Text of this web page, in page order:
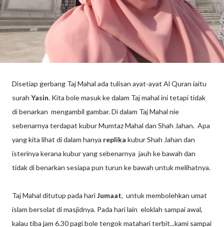
Disetiap gerbang Taj Mahal ada tulisan ayat-ayat Al Quran iaitu
surah Yasin. Kita bole masuk ke dalam Taj mahal ini tetapi tidak
di benarkan mengambil gambar. Di dalam Taj Mahal nie
sebenarnya terdapat kubur Mumtaz Mahal dan Shah Jahan. Apa
yang kita lihat di dalam hanya replika kubur Shah Jahan dan
isterinya kerana kubur yang sebenarnya jauh ke bawah dan
tidak di benarkan sesiapa pun turun ke bawah untuk melihatnya.
Taj Mahal ditutup pada hariJumaat, untuk membolehkan umat
islam bersolat di masjidnya. Pada hari lain eloklah sampai awal,
kalau tiba jam 6.30 pagi bole tengok matahari terbit...kami sampai